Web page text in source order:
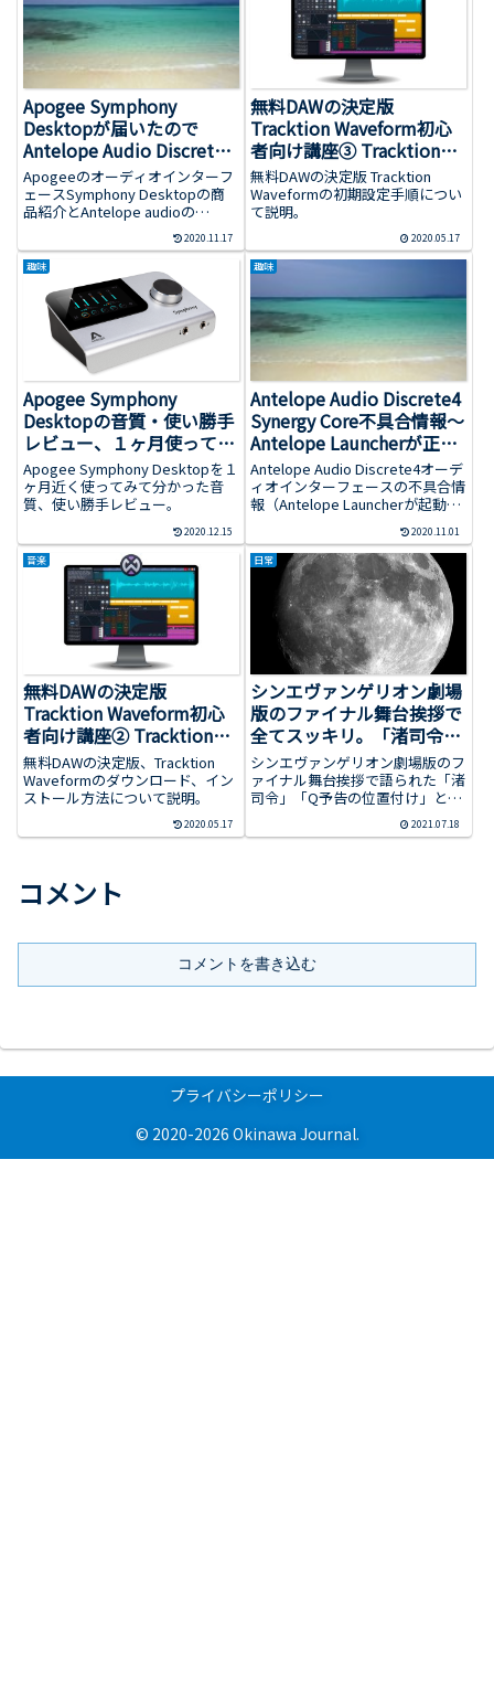
Apogee Symphony
Desktopが届いたので
Antelope Audio Discrete4
と比較してみた（11/17一
部追記）
Apogeeのオーディオインターフ
ェースSymphony Desktopの商
品紹介とAntelope audioの
2020.11.17
無料DAWの決定版
Tracktion Waveform初心
者向け講座③ Tracktion
Waveformの初期設定～共
通編～
無料DAWの決定版 Tracktion
Waveformの初期設定手順につい
て説明。
2020.05.17
趣味
Apogee Symphony
Desktopの音質・使い勝手
レビュー、１ヶ月使って分
かったこと
Apogee Symphony Desktopを１
ヶ月近く使ってみて分かった音
質、使い勝手レビュー。
2020.12.15
趣味
Antelope Audio Discrete4
Synergy Core不具合情報～
Antelope Launcherが正常
起動しない～対処法とサポ
ートへの問い合わせ結果
Antelope Audio Discrete4オーデ
ィオインターフェースの不具合情
報（Antelope Launcherが起動し
2020.11.01
音楽
無料DAWの決定版
Tracktion Waveform初心
者向け講座② Tracktion
Waveformのダウンロード
～インストール
無料DAWの決定版、Tracktion
Waveformのダウンロード、イン
ストール方法について説明。
2020.05.17
日常
シンエヴァンゲリオン劇場
版のファイナル舞台挨拶で
全てスッキリ。「渚司令」
と「Q予告の位置付け」と
「空白の14年」。そして
「Qと旧劇場版の関係」、
「旧劇の破損箇所と同じ場
所が破れたアスカのプラグ
シンエヴァンゲリオン劇場版のフ
ァイナル舞台挨拶で語られた「渚
司令」「Q予告の位置付け」と
劇場版の関係」、「旧劇の破損箇
2021.07.18
コメント
コメントを書き込む
プライバシーポリシー
© 2020-2026 Okinawa Journal.